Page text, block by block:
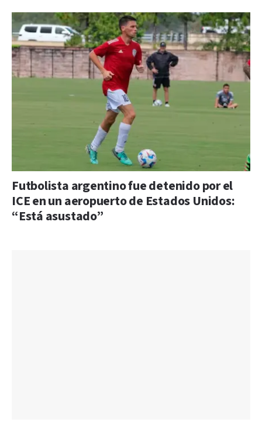
Futbolista argentino fue detenido por el
ICE en un aeropuerto de Estados Unidos:
“Está asustado”